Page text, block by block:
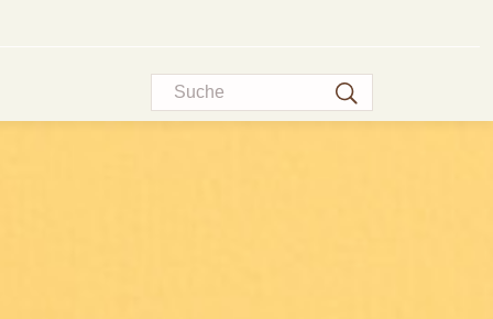
Suche